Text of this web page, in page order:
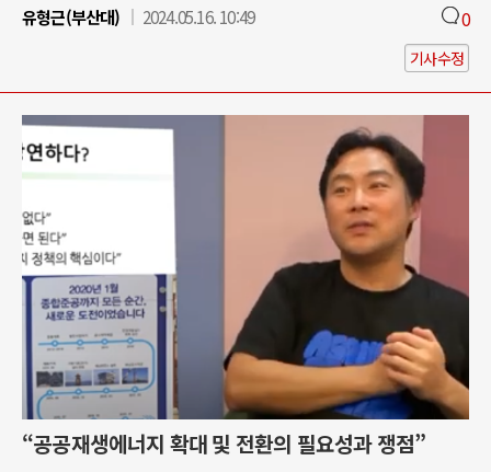
유형근(부산대)
2024.05.16. 10:49 0
기사수정
“공공재생에너지 확대 및 전환의 필요성과 쟁점”